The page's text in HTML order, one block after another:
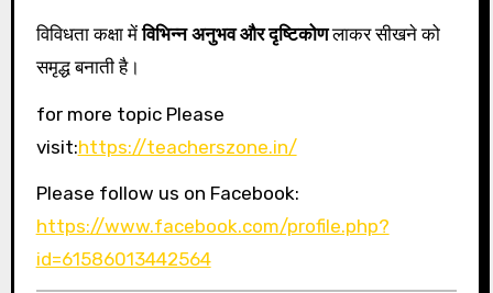
विविधता कक्षा मेंविभिन्न अनुभव और दृष्टिकोणलाकर सीखने को
समृद्ध बनाती है।
for more topic Please
visit:https://teacherszone.in/
Please follow us on Facebook:
https://www.facebook.com/profile.php?
id=61586013442564